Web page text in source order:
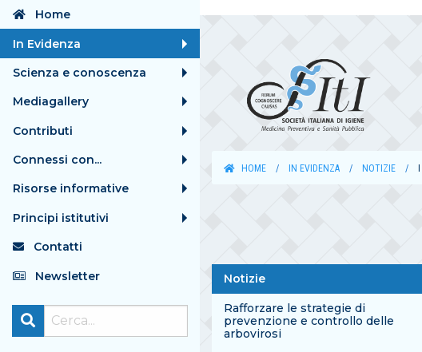
Home
In Evidenza
Scienza e conoscenza
Mediagallery
Contributi
Connessi con...
Risorse informative
Principi istitutivi
Contatti
Newsletter
HOME IN EVIDENZA NOTIZIE
Notizie
Rafforzare le strategie di
prevenzione e controllo delle
arbovirosi